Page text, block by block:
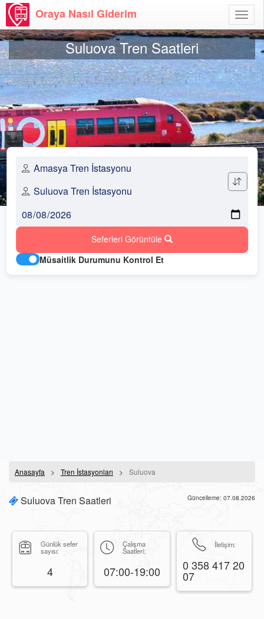
Aç
Oraya Nasıl Giderim
Suluova Tren Saatleri
Seferleri Görüntüle
Müsaitlik Durumunu Kontrol Et
Anasayfa Tren İstasyonları Suluova
Suluova Tren Saatleri Güncelleme: 07.08.2026
Günlük sefer
sayısı:
4
Çalışma
Saatleri:
07:00-19:00
İletişim:
0 358 417 20
07